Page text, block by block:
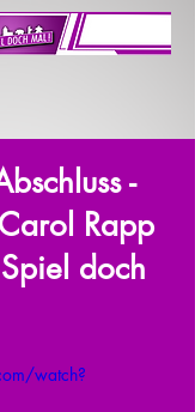
-
Rapp
doch
watch?